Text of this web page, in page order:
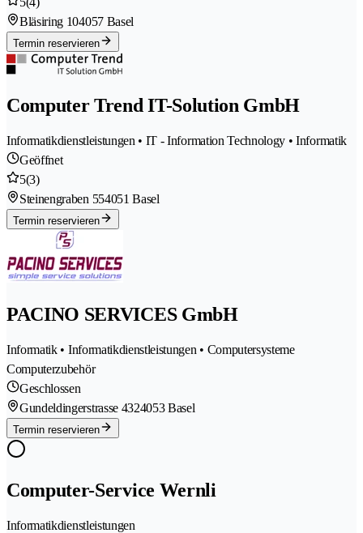
Bläsiring 104057 Basel
Termin reservieren
Computer Trend IT-Solution GmbH
Informatikdienstleistungen • IT - Information Technology • Informatik
Geöffnet
5(3)
Steinengraben 554051 Basel
Termin reservieren
PACINO SERVICES GmbH
Informatik • Informatikdienstleistungen • Computersysteme
Computerzubehör
Geschlossen
Gundeldingerstrasse 4324053 Basel
Termin reservieren
Computer-Service Wernli
Informatikdienstleistungen